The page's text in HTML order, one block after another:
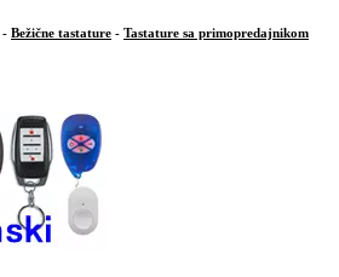
- Bežične tastature - Tastature sa primopredajnikom